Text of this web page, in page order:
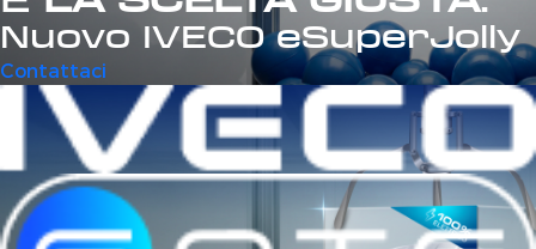
Nuovo IVECO eSuperJolly
Contattaci